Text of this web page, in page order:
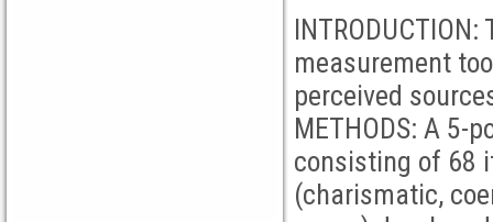
measurement
perceived
METHODS: A 5-
consisting of 68
(charismatic,